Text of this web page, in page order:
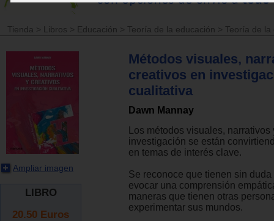
Tienda > Libros > Educación > Teoría de la educación > Teoría de la
Ampliar imagen
LIBRO
20.50 Euros
Métodos visuales,
creativos en
cualitativa
Dawn Mannay
Los métodos visuales, narrativos
investigación se están
en temas de interés clave.
Se reconoce que tienen sin
evocar una comprensión
maneras que tienen otras
experimentar sus mundos.